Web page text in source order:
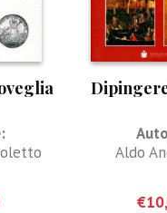
Aldo
€